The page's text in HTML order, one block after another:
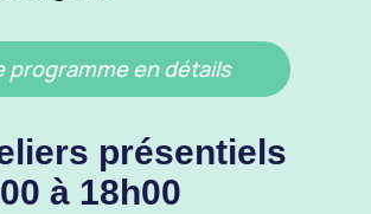
programme en détails
présentiels
à 18h00